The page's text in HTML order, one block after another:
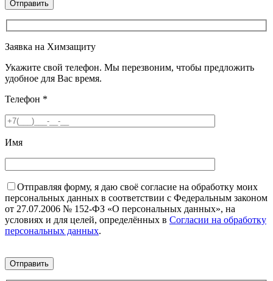
Заявка на Химзащиту
Укажите свой телефон. Мы перезвоним, чтобы предложить
удобное для Вас время.
Телефон *
Имя
Отправляя форму, я даю своё согласие на обработку моих
персональных данных в соответствии с Федеральным законом
от 27.07.2006 № 152-ФЗ «О персональных данных», на
условиях и для целей, определённых в Согласии на обработку
персональных данных.